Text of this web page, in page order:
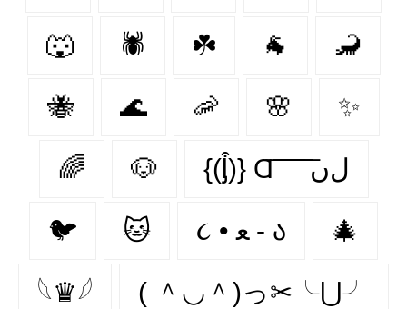
🐺 🕷 ☘️ 🐐 🦂
🐝 🌊 🦐 🌸 ✨
🌈 🐶 {(ᶅ͒)} Ɑ͞ ͞ ͞ ͞ ͞ ﻝﮞ
🐦‍ 🐱 ૮ • ﻌ - ა 🎄
𓆩♛𓆪 ( ＾◡＾)っ✂╰⋃╯